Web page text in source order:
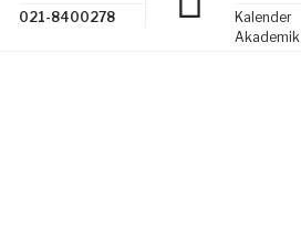
021-8400278
Kalender
Akademik